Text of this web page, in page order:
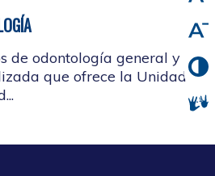
de odontología general y
que ofrece la Unidad